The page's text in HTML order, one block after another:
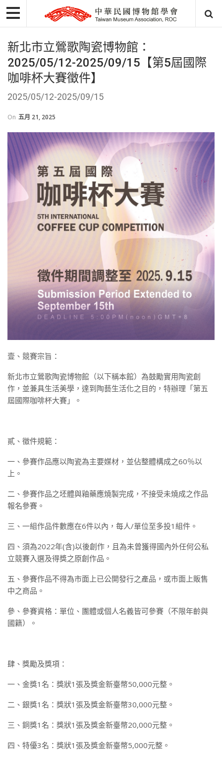
新北市立鶯歌陶瓷博物館：
2025/05/12-2025/09/15【第5屆國際
咖啡杯大賽徵件】
2025/05/12-2025/09/15
On 五月 21, 2025
壹、競賽宗旨：
新北市立鶯歌陶瓷博物館（以下稱本館）為鼓勵實用陶瓷創
作，並兼具生活美學，達到陶藝生活化之目的，特辦理「第五
屆國際咖啡杯大賽」。
貳、徵件規範：
一、參賽作品應以陶瓷為主要媒材，並佔整體構成之60％以
上。
二、參賽作品之坯體與釉藥應燒製完成，不接受未燒成之作品
報名參賽。
三、一組作品件數應在6件以內，每人/單位至多投1組件。
四、須為2022年(含)以後創作，且為未曾獲得國內外任何公私
立競賽入選及得獎之原創作品。
五、參賽作品不得為市面上已公開發行之產品，或市面上販售
中之商品。
參、參賽資格：單位、團體或個人名義皆可參賽（不限年齡與
國籍）。
肆、獎勵及獎項：
一、金獎1名：獎狀1張及獎金新臺幣50,000元整。
二、銀獎1名：獎狀1張及獎金新臺幣30,000元整。
三、銅獎1名：獎狀1張及獎金新臺幣20,000元整。
四、特優3名：獎狀1張及獎金新臺幣5,000元整。